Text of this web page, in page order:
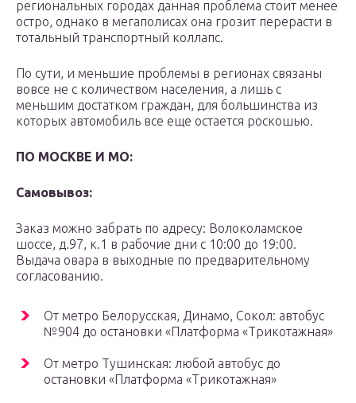
региональных городах данная проблема стоит менее
остро, однако в мегаполисах она грозит перерасти в
тотальный транспортный коллапс.
По сути, и меньшие проблемы в регионах связаны
вовсе не с количеством населения, а лишь с
меньшим достатком граждан, для большинства из
которых автомобиль все еще остается роскошью.
ПО МОСКВЕ И МО:
Самовывоз:
Заказ можно забрать по адресу: Волоколамское
шоссе, д.97, к.1 в рабочие дни с 10:00 до 19:00.
Выдача овара в выходные по предварительному
согласованию.
От метро Белорусская, Динамо, Сокол: автобус
№904 до остановки «Платформа «Трикотажная»
От метро Тушинская: любой автобус до
остановки «Платформа «Трикотажная»